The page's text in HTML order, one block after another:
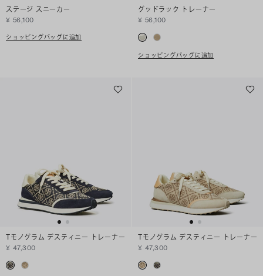
ステージ スニーカー
¥ 56,100
ショッピングバッグに追加
グッドラック トレーナー
¥ 56,100
ショッピングバッグに追加
Tモノグラム デスティニー トレーナー
¥ 47,300
Tモノグラム デスティニー トレーナー
¥ 47,300